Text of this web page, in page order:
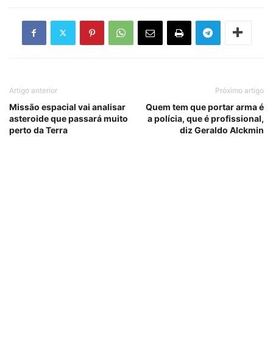
Artigo anterior
Missão espacial vai analisar
asteroide que passará muito
perto da Terra
Próximo artigo
Quem tem que portar arma é
a polícia, que é profissional,
diz Geraldo Alckmin